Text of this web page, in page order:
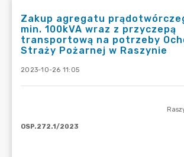
Zakup agregatu
min. 100kVA wraz z przyczepą
transportową na potrzeby
Straży Pożarnej w Raszynie
2023-10-26 11:05